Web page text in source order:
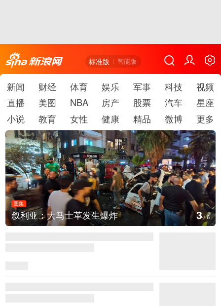
标准版 智能版
新闻 财经 体育 娱乐 军事 科技
视频
直播
美图 NBA 房产 股票 汽车
星座
小说
教育 女性 健康 精品 微博 更多
图集
云南弥勒：欢庆火把节 4/6